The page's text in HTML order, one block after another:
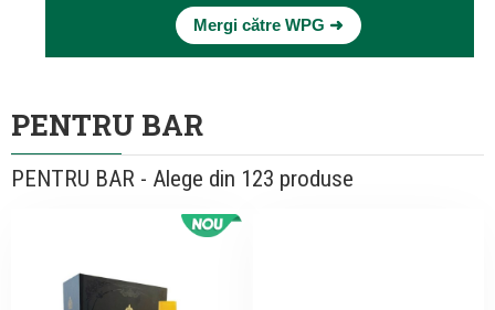
Mergi către WPG ➜
PENTRU BAR
PENTRU BAR - Alege din 123 produse